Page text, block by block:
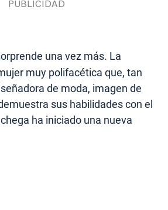
una vez más. La
muy polifacética que, tan
de moda, imagen de
sus habilidades con el
ha iniciado una nueva